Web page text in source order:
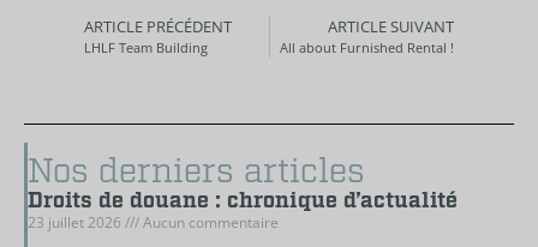
ARTICLE PRÉCÉDENT
LHLF Team Building
ARTICLE SUIVANT
All about Furnished Rental !
Nos derniers articles
Droits de douane : chronique d’actualité
23 juillet 2026 Aucun commentaire